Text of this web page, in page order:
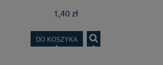
1,40 zł
DO KOSZYKA